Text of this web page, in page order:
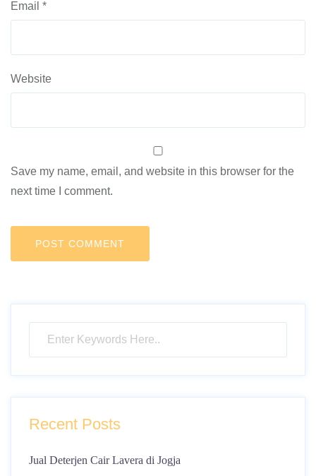
Email *
Website
Save my name, email, and website in this browser for the
next time I comment.
Recent Posts
Jual Deterjen Cair Lavera di Jogja